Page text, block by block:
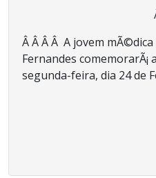
Â Â Â Â A jovem
Fernandes comemorarÃ¡
segunda-feira, dia 24 de